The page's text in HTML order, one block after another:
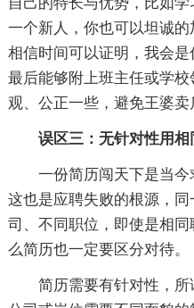
一个新人，你也可以坦诚
相信时间可以证明，我会
最后能够附上班主任或学
观、公正一些，避免王婆卖
误区三：无针对性用相
一份简历闯天下是当今
这也是应聘失败的根源，
司、不同职位，即使是相
么简历也一定要区分对待。
简历需要有针对性，所